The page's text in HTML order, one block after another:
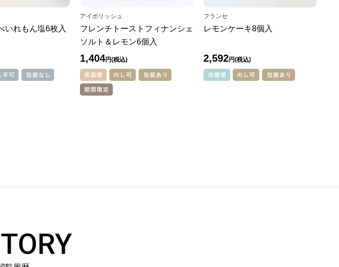
いれもん塩6枚入
アイボリッシュ
フレンチトーストフィナンシェ
ソルト＆レモン6個入
1,404円
フランセ
レモンケーキ8個入
2,592円